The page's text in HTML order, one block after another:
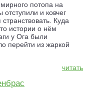
потопа на
и ковчег
Куда
истории о нём
у Ога были
перейти из жаркой
читать